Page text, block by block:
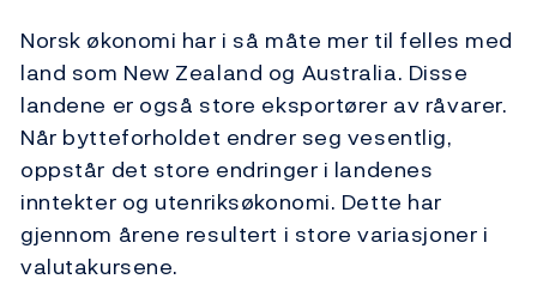
Norsk økonomi har i så måte mer til felles med
land som New Zealand og Australia. Disse
landene er også store eksportører av råvarer.
Når bytteforholdet endrer seg vesentlig,
oppstår det store endringer i landenes
inntekter og utenriksøkonomi. Dette har
gjennom årene resultert i store variasjoner i
valutakursene.